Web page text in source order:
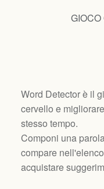
Word Detector è il
cervello e
stesso tempo.
Componi una
compare
acquistare